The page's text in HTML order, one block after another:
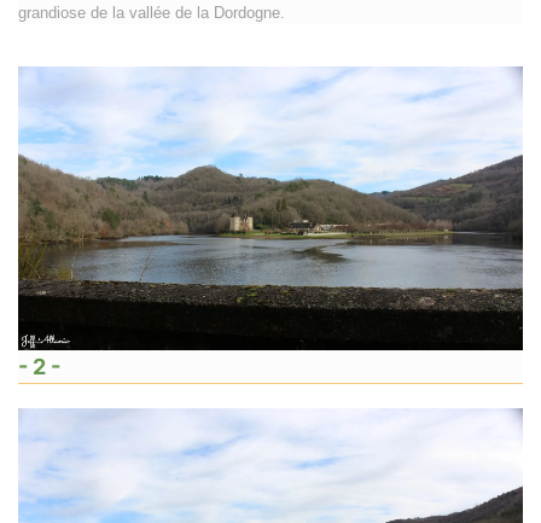
grandiose de la vallée de la Dordogne.
- 2 -